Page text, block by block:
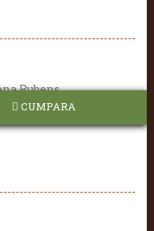
CUMPARA